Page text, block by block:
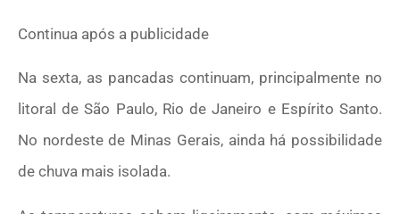
Continua após a publicidade
Na sexta, as pancadas continuam, principalmente no
litoral de São Paulo, Rio de Janeiro e Espírito Santo.
No nordeste de Minas Gerais, ainda há possibilidade
de chuva mais isolada.